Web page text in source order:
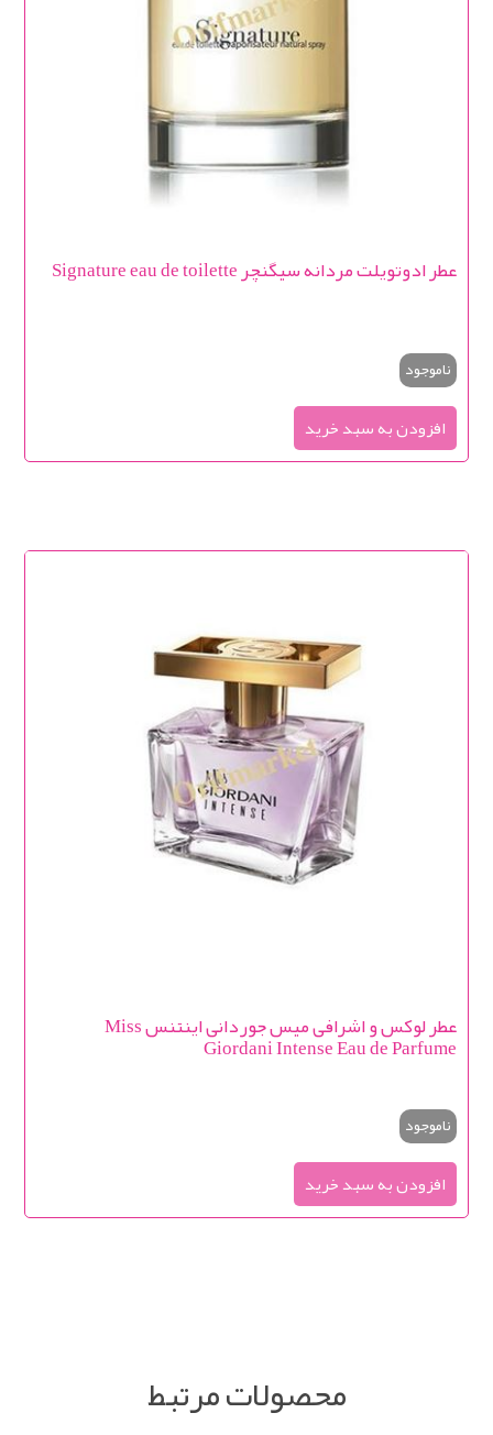
عطر ادوتویلت مردانه سیگنچر Signature eau de toilette
ناموجود
عطر لوکس و اشرافی میس جوردانی اینتنس Miss
Giordani Intense Eau de Parfume
ناموجود
محصولات مرتبط